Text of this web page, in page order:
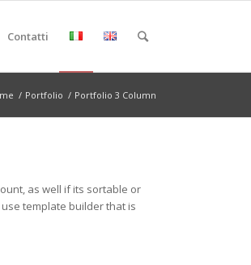
Contatti
/ Portfolio / Portfolio 3 Column
as well if its sortable or
template builder that is